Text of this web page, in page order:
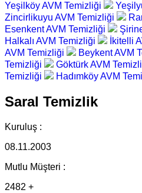
Yeşilköy AVM Temizliği
Zincirlikuyu AVM Temizliği
Esenkent AVM Temizliği
Halkalı AVM Temizliği
İkitelli
AVM Temizliği
Beykent AVM
Temizliği
Göktürk AVM
Temizliği
Hadımköy AVM
Saral Temizlik
Kuruluş :
08.11.2003
Mutlu Müşteri :
2482 +